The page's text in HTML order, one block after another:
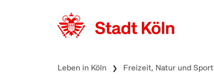
Leben in Köln Freizeit, Natur und Sport